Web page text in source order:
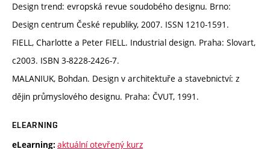
Design trend: evropská revue soudobého designu. Brno:
Design centrum České republiky, 2007. ISSN 1210-1591.
FIELL, Charlotte a Peter FIELL. Industrial design. Praha: Slovart,
c2003. ISBN 3-8228-2426-7.
MALANIUK, Bohdan. Design v architektuře a stavebnictví: z
dějin průmyslového designu. Praha: ČVUT, 1991.
ELEARNING
eLearning: aktuální otevřený kurz